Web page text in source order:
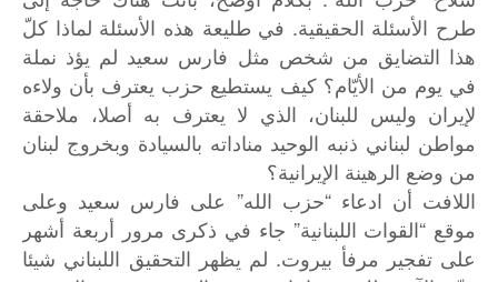
طرح الأسئلة الحقيقية. في طليعة هذه الأسئلة لماذا كلّ
هذا التضايق من شخص مثل فارس سعيد لم يؤذ نملة
في يوم من الأيّام؟ كيف يستطيع حزب يعترف بأن ولاءه
لإيران وليس للبنان، الذي لا يعترف به أصلا، ملاحقة
مواطن لبناني ذنبه الوحيد مناداته بالسيادة وبخروج لبنان
من وضع الرهينة الإيرانية؟
اللافت أن ادعاء “حزب الله” على فارس سعيد وعلى
موقع “القوات اللبنانية” جاء في ذكرى مرور أربعة أشهر
على تفجير مرفأ بيروت. لم يظهر التحقيق اللبناني شيئا